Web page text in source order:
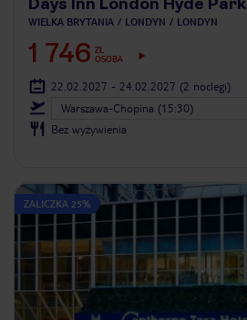
WIELKA BRYTANIA LONDYN LONDYN
1 746 ZŁ
OSOBA
22.02.2027 - 24.02.2027 (2 noclegi)
Warszawa-Chopina (15:30)
Bez wyżywienia
ZALICZKA 25%